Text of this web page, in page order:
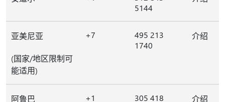
5144
亚美尼亚
(国家/地区限制可
能适用)
+7
495 213
1740
介绍
阿鲁巴 +1
305 418
介绍